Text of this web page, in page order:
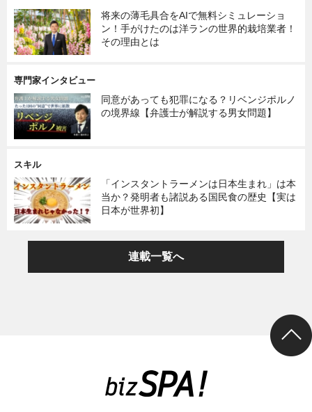
将来の薄毛具合をAIで無料シミュレーショ
ン！手がけたのは洋ランの世界的栽培業者！
その理由とは
専門家インタビュー
同意があっても犯罪になる？リベンジポルノ
の境界線【弁護士が解説する男女問題】
スキル
「インスタントラーメンは日本生まれ」は本
当か？発明者も諸説ある国民食の歴史【実は
日本が世界初】
連載一覧へ